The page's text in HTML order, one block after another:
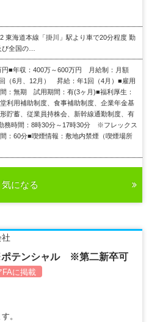
東海道本線「掛川」駅より車で20分程度 勤
全国の…
円■年収：400万～600万円 月給制：月額
（6月、12月） 昇給：年1回（4月）■雇用
：無期 試用期間：有(3ヶ月)■福利厚生：
利用補助制度、食事補助制度、企業年金基
貯蓄、従業員持株会、新幹線通勤制度、有
務時間：8時30分～17時30分 ※フレックス
：60分■喫煙情報：敷地内禁煙（喫煙場所
気になる
ポテンシャル ※第二新卒可
FAに掲載
。